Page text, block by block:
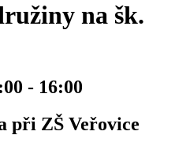
na šk.
- 16:00
při ZŠ Veřovice